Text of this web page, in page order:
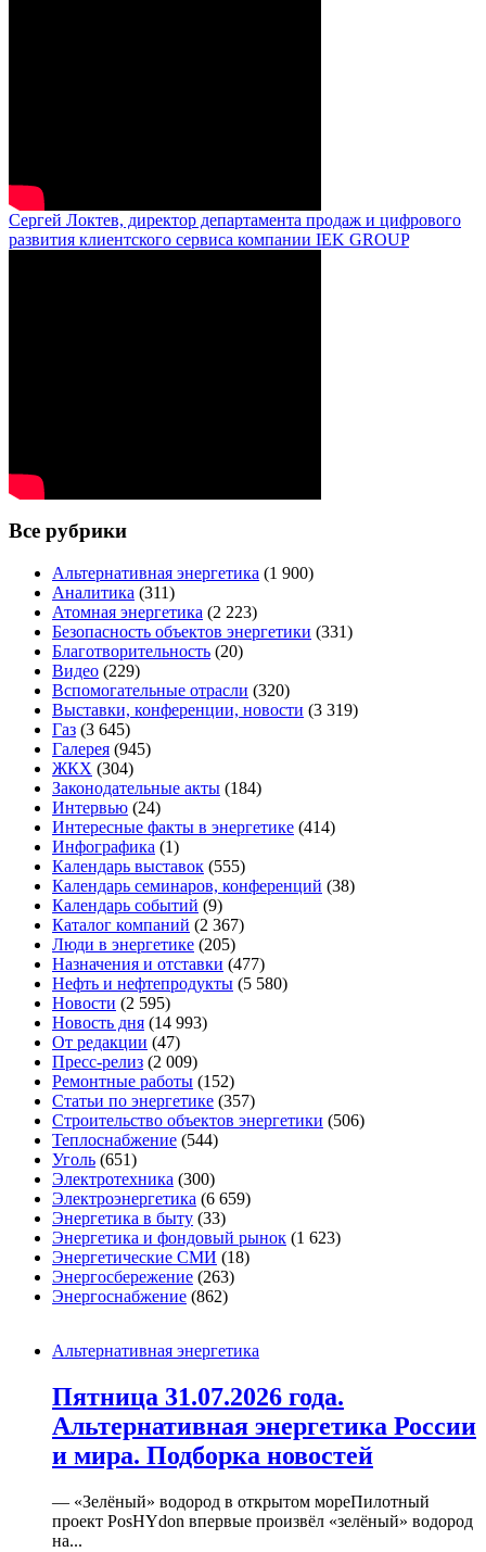
Сергей Локтев, директор департамента продаж и цифрового
развития клиентского сервиса компании IEK GROUP
Все рубрики
Альтернативная энергетика (1 900)
Аналитика (311)
Атомная энергетика (2 223)
Безопасность объектов энергетики (331)
Благотворительность (20)
Видео (229)
Вспомогательные отрасли (320)
Выставки, конференции, новости (3 319)
Газ (3 645)
Галерея (945)
ЖКХ (304)
Законодательные акты (184)
Интервью (24)
Интересные факты в энергетике (414)
Инфографика (1)
Календарь выставок (555)
Календарь семинаров, конференций (38)
Календарь событий (9)
Каталог компаний (2 367)
Люди в энергетике (205)
Назначения и отставки (477)
Нефть и нефтепродукты (5 580)
Новости (2 595)
Новость дня (14 993)
От редакции (47)
Пресс-релиз (2 009)
Ремонтные работы (152)
Статьи по энергетике (357)
Строительство объектов энергетики (506)
Теплоснабжение (544)
Уголь (651)
Электротехника (300)
Электроэнергетика (6 659)
Энергетика в быту (33)
Энергетика и фондовый рынок (1 623)
Энергетические СМИ (18)
Энергосбережение (263)
Энергоснабжение (862)
Альтернативная энергетика
Пятница 31.07.2026 года.
Альтернативная энергетика России
и мира. Подборка новостей
— «Зелёный» водород в открытом мореПилотный
проект PosHYdon впервые произвёл «зелёный» водород
на...